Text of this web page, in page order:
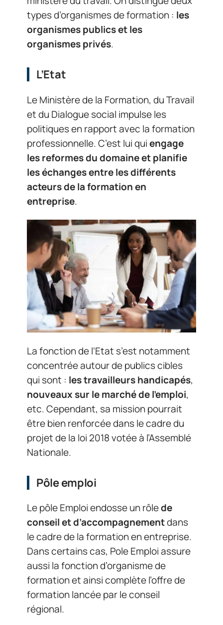
types d’organismes de formation : les
organismes publics et les
organismes privés.
L’Etat
Le Ministère de la Formation, du Travail
et du Dialogue social impulse les
politiques en rapport avec la formation
professionnelle. C’est lui quiengage
les reformes du domaine et planifie
les échanges entre les différents
acteurs de la formation en
entreprise.
La fonction de l‘Etat s’est notamment
concentrée autour de publics cibles
qui sont : les travailleurs handicapés,
nouveaux sur le marché de l’emploi,
etc. Cependant, sa mission pourrait
être bien renforcée dans le cadre du
projet de la loi 2018 votée à l’Assemblé
Nationale.
Pôle emploi
Le pôle Emploi endosse un rôlede
conseil et d’accompagnementdans
le cadre de la formation en entreprise.
Dans certains cas, Pole Emploi assure
aussi la fonction d’organisme de
formation et ainsi complète l’offre de
formation lancée par le conseil
régional.